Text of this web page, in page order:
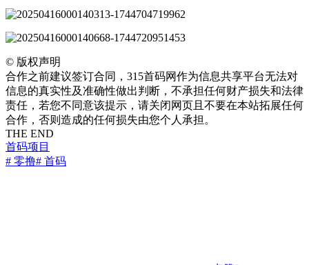
© 版权声明
合作之前建议签订合同，315首码网作为信息共享平台无法对
信息的真实性及准确性做出判断，不承担任何财产损失和法律
责任，若您不同意该提示，请关闭网页且不要在本站拓展任何
合作，否则造成的任何损失由您个人承担。
THE END
首码项目
# 零撸# 首码